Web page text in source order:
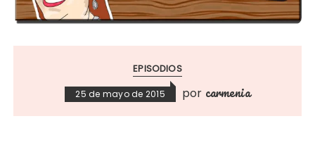
EPISODIOS
25 de mayo de 2015 por carmenia